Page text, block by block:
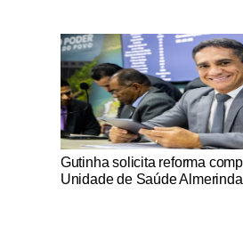
Notícias Católicas
Gutinha solicita reforma
Unidade de Saúde